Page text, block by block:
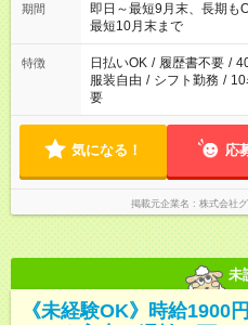
期間
即日～最短9月末、長期
最短10月末まで
特徴 日払いOK / 履歴書不要 /
服装自由 / シフト勤務 /
要
気になる！ 応
掲載元企業名 株式会社
未
《未経験OK》時給1900